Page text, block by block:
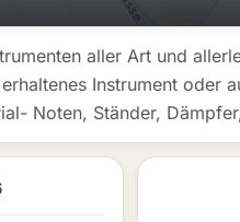
aller Art und
Instrument oder
Noten, Ständer,